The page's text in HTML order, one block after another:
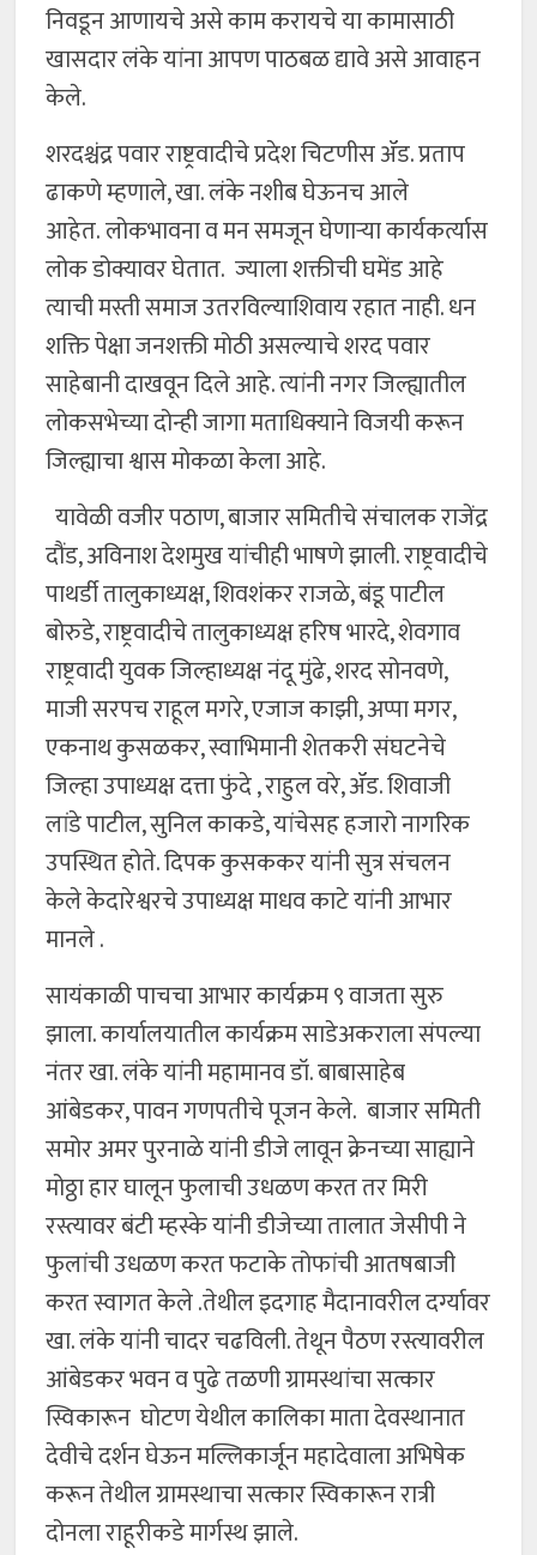
निवडून आणायचे असे काम करायचे या कामासाठी
खासदार लंके यांना आपण पाठबळ द्यावे असे आवाहन
केले.
शरदश्चंद्र पवार राष्ट्रवादीचे प्रदेश चिटणीस ॲड. प्रताप
ढाकणे म्हणाले, खा. लंके नशीब घेऊनच आले
आहेत. लोकभावना व मन समजून घेणाऱ्या कार्यकर्त्यास
लोक डोक्यावर घेतात. ज्याला शक्तीची घमेंड आहे
त्याची मस्ती समाज उतरविल्याशिवाय रहात नाही. धन
शक्ति पेक्षा जनशक्ती मोठी असल्याचे शरद पवार
साहेबानी दाखवून दिले आहे. त्यांनी नगर जिल्ह्यातील
लोकसभेच्या दोन्ही जागा मताधिक्याने विजयी करून
जिल्ह्याचा श्वास मोकळा केला आहे.
यावेळी वजीर पठाण, बाजार समितीचे संचालक राजेंद्र
दौंड, अविनाश देशमुख यांचीही भाषणे झाली. राष्ट्रवादीचे
पाथर्डी तालुकाध्यक्ष, शिवशंकर राजळे, बंडू पाटील
बोरुडे, राष्ट्रवादीचे तालुकाध्यक्ष हरिष भारदे, शेवगाव
राष्ट्रवादी युवक जिल्हाध्यक्ष नंदू मुंढे, शरद सोनवणे,
माजी सरपच राहूल मगरे, एजाज काझी, अप्पा मगर,
एकनाथ कुसळकर, स्वाभिमानी शेतकरी संघटनेचे
जिल्हा उपाध्यक्ष दत्ता फुंदे , राहुल वरे, ॲड. शिवाजी
लांडे पाटील, सुनिल काकडे, यांचेसह हजारो नागरिक
उपस्थित होते. दिपक कुसककर यांनी सुत्र संचलन
केले केदारेश्वरचे उपाध्यक्ष माधव काटे यांनी आभार
मानले .
सायंकाळी पाचचा आभार कार्यक्रम ९ वाजता सुरु
झाला. कार्यालयातील कार्यक्रम साडेअकराला संपल्या
नंतर खा. लंके यांनी महामानव डॉ. बाबासाहेब
आंबेडकर, पावन गणपतीचे पूजन केले. बाजार समिती
समोर अमर पुरनाळे यांनी डीजे लावून क्रेनच्या साह्याने
मोठ्ठा हार घालून फुलाची उधळण करत तर मिरी
रस्त्यावर बंटी म्हस्के यांनी डीजेच्या तालात जेसीपी ने
फुलांची उधळण करत फटाके तोफांची आतषबाजी
करत स्वागत केले .तेथील इदगाह मैदानावरील दर्ग्यावर
खा. लंके यांनी चादर चढविली. तेथून पैठण रस्त्यावरील
आंबेडकर भवन व पुढे तळणी ग्रामस्थांचा सत्कार
स्विकारून घोटण येथील कालिका माता देवस्थानात
देवीचे दर्शन घेऊन मल्लिकार्जून महादेवाला अभिषेक
करून तेथील ग्रामस्थाचा सत्कार स्विकारून रात्री
दोनला राहूरीकडे मार्गस्थ झाले.